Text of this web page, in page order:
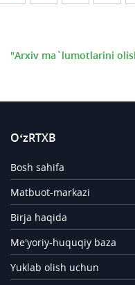
"Arxiv ma`lumotlarini
O‘zRTXB
Bosh sahifa
Matbuot-markazi
Birja haqida
Me'yoriy-huquqiy baza
Yuklab olish uchun